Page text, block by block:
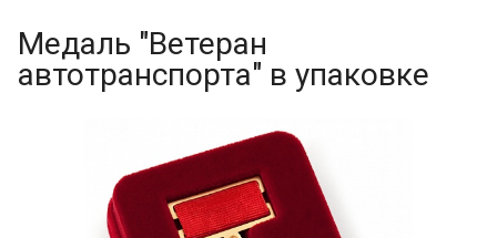
Медаль "Ветеран
автотранспорта" в упаковке